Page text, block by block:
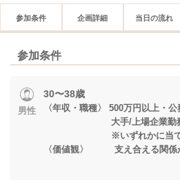
参加条件 企画詳細 当日の流れ
参加条件
男性
30〜38歳
〈年収・職種〉 500万円以上・公
大手/上場企業勤
※いずれかに当て
〈価値観〉 支え合える関係